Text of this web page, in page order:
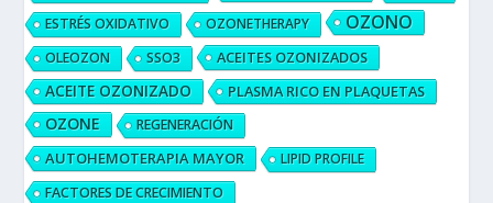
ESTRÉS OXIDATIVO
OZONETHERAPY OZONO
OLEOZON SSO3 ACEITES OZONIZADOS
ACEITE OZONIZADO PLASMA RICO EN PLAQUETAS
OZONE REGENERACIÓN
AUTOHEMOTERAPIA MAYOR
LIPID PROFILE
FACTORES DE CRECIMIENTO